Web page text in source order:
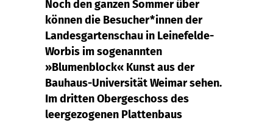
Noch den ganzen Sommer über
können die Besucher*innen der
Landesgartenschau in Leinefelde-
Worbis im sogenannten
»Blumenblock« Kunst aus der
Bauhaus-Universität Weimar sehen.
Im dritten Obergeschoss des
leergezogenen Plattenbaus